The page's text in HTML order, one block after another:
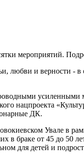
мероприятий.
и верности - в
нацпроекта
ДК.
Увале в
в браке от 45 до 50
для детей и